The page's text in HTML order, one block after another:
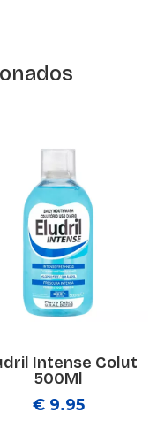
Intense Colut
500Ml
€ 9.95